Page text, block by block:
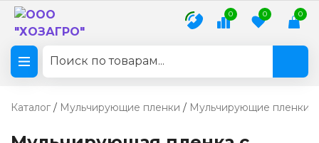
0 0 0
Каталог / Мульчирующие пленки / Мульчирующие пленки